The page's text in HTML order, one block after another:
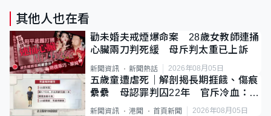
其他人也在看
勸未婚夫戒煙爆命案 28歲女教師連捅
心臟兩刀判死緩 母斥判太重已上訴
新聞資訊 新聞熱話 2026年08月05日
五歲童遭虐死｜解剖揭長期捱餓、傷痕
纍纍 母認罪判囚22年 官斥冷血：同
類案最惡劣
新聞資訊 港聞 首頁新聞 2026年08月05日